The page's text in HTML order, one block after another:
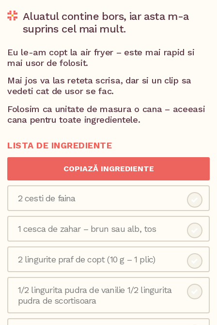
Aluatul contine bors, iar asta m-a
suprins cel mai mult.
Eu le-am copt la air fryer – este mai rapid si
mai usor de folosit.
Mai jos va las reteta scrisa, dar si un clip sa
vedeti cat de usor se fac.
Folosim ca unitate de masura o cana – aceeasi
cana pentru toate ingredientele.
LISTA DE INGREDIENTE
COPIAZĂ INGREDIENTE
2 cesti de faina
1 cesca de zahar – brun sau alb, tos
2 lingurite praf de copt (10 g – 1 plic)
1/2 lingurita pudra de vanilie 1/2 lingurita
pudra de scortisoara